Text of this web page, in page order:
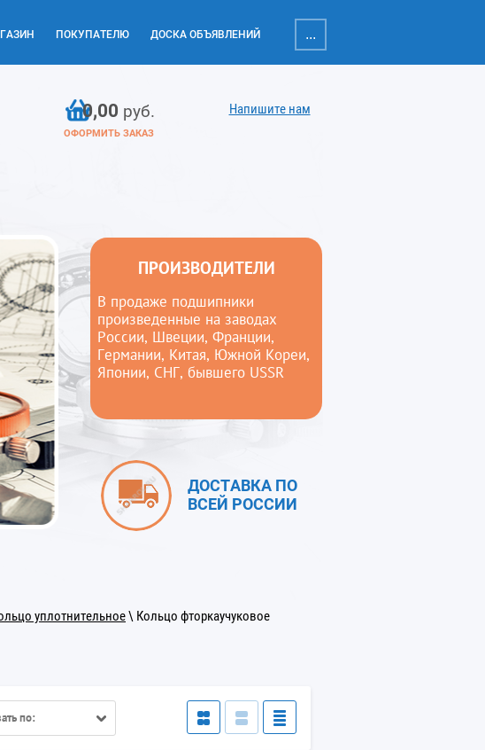
ПОКУПАТЕЛЮ ДОСКА ОБЪЯВЛЕНИЙ ...
0,00 руб.
ОФОРМИТЬ ЗАКАЗ
Напишите нам
ПРОИЗВОДИТЕЛИ
В продаже подшипники
произведенные на заводах
России, Швеции, Франции,
Германии, Китая, Южной Кореи,
Японии, СНГ, бывшего USSR
ДОСТАВКА ПО
ВСЕЙ РОССИИ
уплотнительное\ Кольцо фторкаучуковое
по: